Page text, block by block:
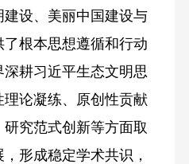
设、美丽中国建设与
根本思想遵循和行动
耕习近平生态文明思
论凝练、原创性贡献
究范式创新等方面取
形成稳定学术共识，